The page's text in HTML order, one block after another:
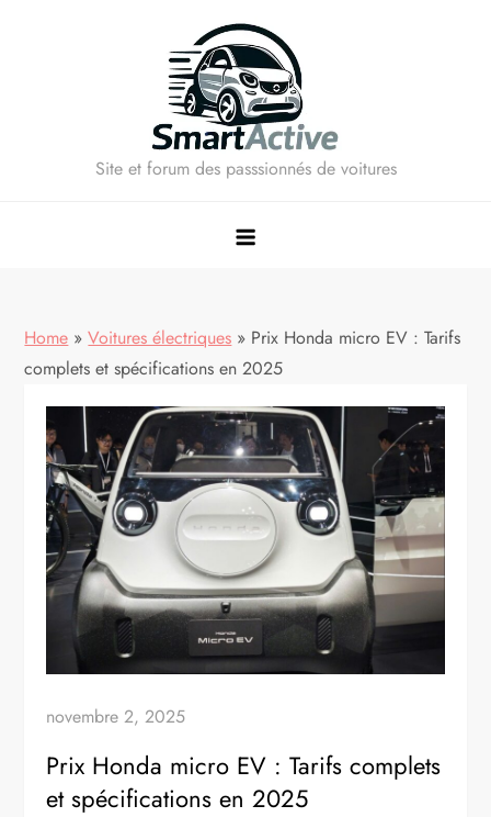
Site et forum des passsionnés de voitures
Home » Voitures électriques » Prix Honda micro EV : Tarifs
complets et spécifications en 2025
novembre 2, 2025
Prix Honda micro EV : Tarifs complets
et spécifications en 2025